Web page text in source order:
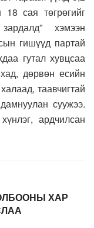
сая төгрөгийг
хэмээн
гишүүд партай
гутал хувцсаа
дөрвөн есийн
таавчигтай
суужээ.
ардчилсан
ХАР